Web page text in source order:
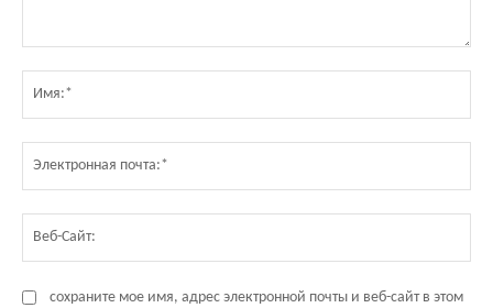
сохраните мое имя, адрес электронной почты и веб-сайт в этом